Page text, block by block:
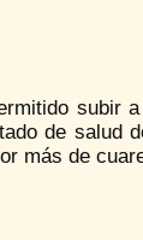
subir
de salud
más de